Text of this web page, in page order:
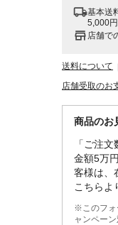
基本送
5,000
店舗で
送料について
店舗受取のお
商品のお
「ご注
金額5万
客様は、
こちらよ
※このフォ
ャンペー